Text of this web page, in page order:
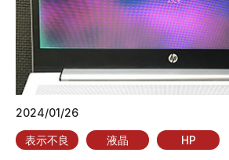
2024/01/26
表示不良 液晶 HP